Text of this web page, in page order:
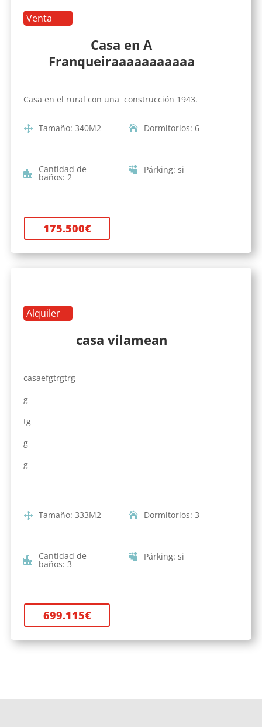
Venta
Casa en A
Franqueiraaaaaaaaaaa
Casa en el rural con una construcción 1943.
Tamaño: 340M2 Dormitorios: 6
Cantidad de
baños: 2
Párking: si
175.500€
Alquiler
casa vilamean
casaefgtrgtrg
g
tg
g
g
Tamaño: 333M2 Dormitorios: 3
Cantidad de
baños: 3
Párking: si
699.115€